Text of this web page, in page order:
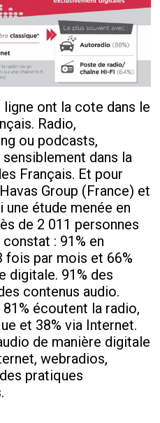
ont la cote dans le
Radio,
ou podcasts,
dans la
Français. Et pour
Group (France) et
une étude menée en
de 2 011 personnes
: 91% en
fois par mois et 66%
digitale. 91% des
contenus audio.
écoutent la radio,
et 38% via Internet.
de manière digitale
webradios,
pratiques